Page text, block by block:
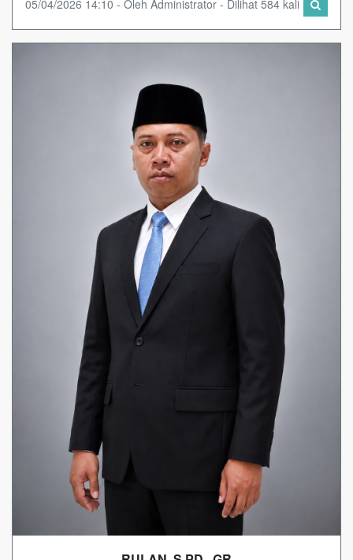
05/04/2026 14:10 - Oleh Administrator - Dilihat 584 kali